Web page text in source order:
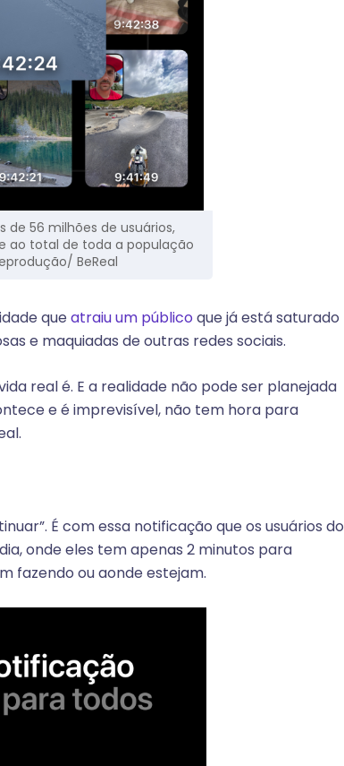
56 milhões de usuários,
ao total de toda a população
BeReal
queatraiu um público que já está saturado
e maquiadas de outras redes sociais.
real é. E a realidade não pode ser planejada
e é imprevisível, não tem hora para
É com essa notificação que os usuários do
onde eles tem apenas 2 minutos para
fazendo ou aonde estejam.